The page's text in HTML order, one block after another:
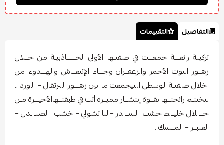
التفاصيل التقييمات
تركيبة رائعـــة جمعـــت في طبقتـها الأولى الجــــــاذبيـة من خــلال
زهــور التوت الأحمر والزعفــران وجـــاء الإنتعــاش والهـــدوء من
خلال طبقتـة الوسطى التيجمعت ما بين زهـــور البرتقال – الورد ..
لتختتـم رائحتــها بقــوة إنتشــار مميــزه أتت في طبقتــهاالأخيـــرة مـن
خـــلال خليــط خشب الســدر –الباتشولي – خشب الصنــدل –
العنبــر – المــسك .